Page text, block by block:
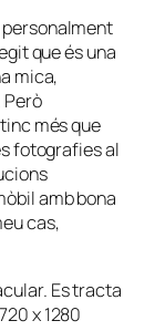
personalment
que és una
mica,
Però
més que
fotografies al
amb bona
cas,
Es tracta
x 1280